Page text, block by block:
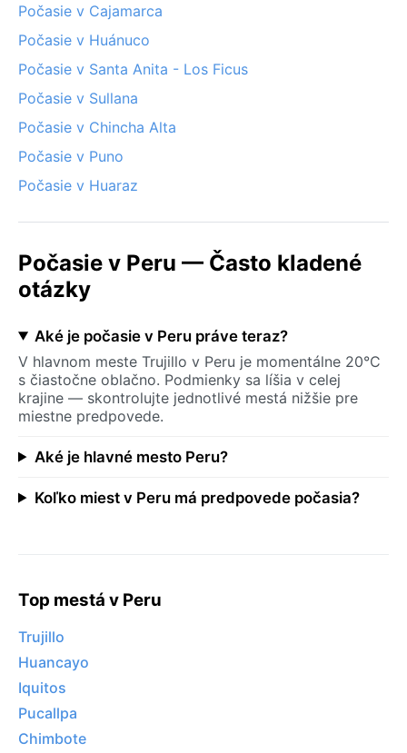
Počasie v Cajamarca
Počasie v Huánuco
Počasie v Santa Anita - Los Ficus
Počasie v Sullana
Počasie v Chincha Alta
Počasie v Puno
Počasie v Huaraz
Počasie v Peru — Často kladené
otázky
Aké je počasie v Peru práve teraz?
V hlavnom meste Trujillo v Peru je momentálne 20°C
s čiastočne oblačno. Podmienky sa líšia v celej
krajine — skontrolujte jednotlivé mestá nižšie pre
miestne predpovede.
Aké je hlavné mesto Peru?
Koľko miest v Peru má predpovede počasia?
Top mestá v Peru
Trujillo
Huancayo
Iquitos
Pucallpa
Chimbote